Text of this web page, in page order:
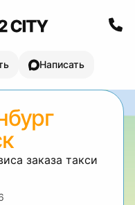
Написать
заказа такси